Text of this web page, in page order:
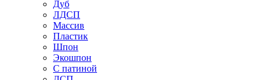
Дуб
ЛДСП
Массив
Пластик
Шпон
Экошпон
С патиной